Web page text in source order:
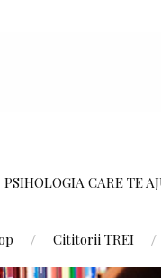
PSIHOLOGIA CARE TE
Cititorii TREI